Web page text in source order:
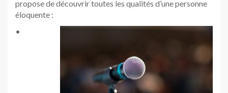
propose de découvrir toutes les qualités d’une personne
éloquente :
•